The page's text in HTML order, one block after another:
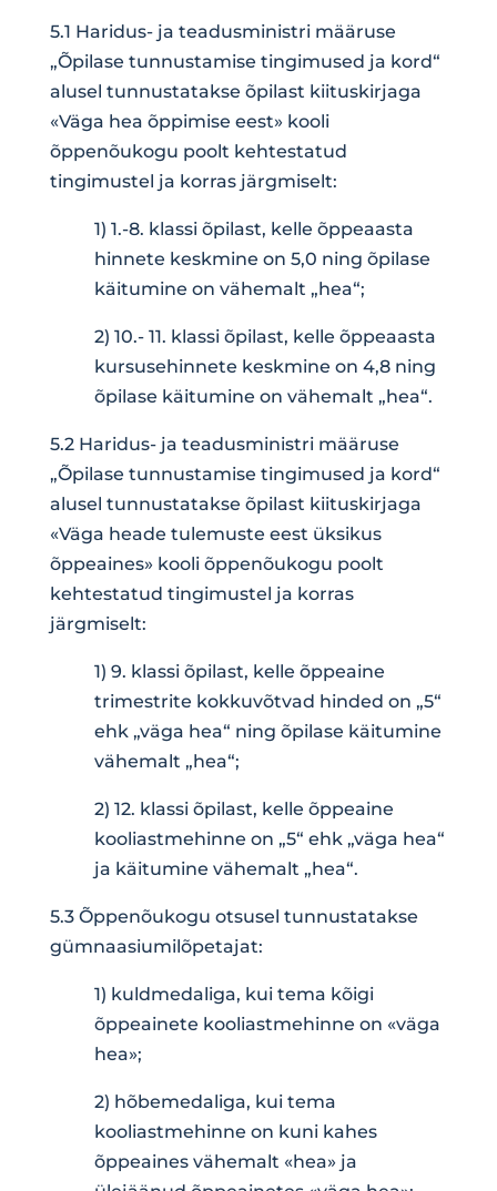
5.1 Haridus- ja teadusministri määruse
„Õpilase tunnustamise tingimused ja kord“
alusel tunnustatakse õpilast kiituskirjaga
«Väga hea õppimise eest» kooli
õppenõukogu poolt kehtestatud
tingimustel ja korras järgmiselt:
1) 1.-8. klassi õpilast, kelle õppeaasta
hinnete keskmine on 5,0 ning õpilase
käitumine on vähemalt „hea“;
2) 10.- 11. klassi õpilast, kelle õppeaasta
kursusehinnete keskmine on 4,8 ning
õpilase käitumine on vähemalt „hea“.
5.2 Haridus- ja teadusministri määruse
„Õpilase tunnustamise tingimused ja kord“
alusel tunnustatakse õpilast kiituskirjaga
«Väga heade tulemuste eest üksikus
õppeaines» kooli õppenõukogu poolt
kehtestatud tingimustel ja korras
järgmiselt:
1) 9. klassi õpilast, kelle õppeaine
trimestrite kokkuvõtvad hinded on „5“
ehk „väga hea“ ning õpilase käitumine
vähemalt „hea“;
2) 12. klassi õpilast, kelle õppeaine
kooliastmehinne on „5“ ehk „väga hea“
ja käitumine vähemalt „hea“.
5.3 Õppenõukogu otsusel tunnustatakse
gümnaasiumilõpetajat:
1) kuldmedaliga, kui tema kõigi
õppeainete kooliastmehinne on «väga
hea»;
2) hõbemedaliga, kui tema
kooliastmehinne on kuni kahes
õppeaines vähemalt «hea» ja